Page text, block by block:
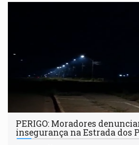
PERIGO: Moradores
insegurança na Estrada dos